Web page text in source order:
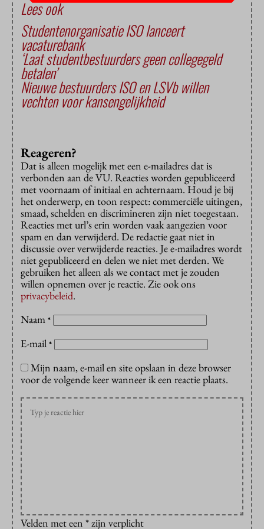
Lees ook
Studentenorganisatie ISO lanceert
vacaturebank
‘Laat studentbestuurders geen collegegeld
betalen’
Nieuwe bestuurders ISO en LSVb willen
vechten voor kansengelijkheid
Reageren?
Dat is alleen mogelijk met een e-mailadres dat is
verbonden aan de VU. Reacties worden gepubliceerd
met voornaam of initiaal en achternaam. Houd je bij
het onderwerp, en toon respect: commerciële uitingen,
smaad, schelden en discrimineren zijn niet toegestaan.
Reacties met url’s erin worden vaak aangezien voor
spam en dan verwijderd. De redactie gaat niet in
discussie over verwijderde reacties. Je e-mailadres wordt
niet gepubliceerd en delen we niet met derden. We
gebruiken het alleen als we contact met je zouden
willen opnemen over je reactie. Zie ook ons
privacybeleid.
Naam *
E-mail *
Mijn naam, e-mail en site opslaan in deze browser
voor de volgende keer wanneer ik een reactie plaats.
Velden met een * zijn verplicht